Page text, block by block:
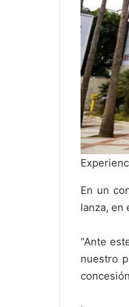
En un
lanza, en
“Ante
nuestro